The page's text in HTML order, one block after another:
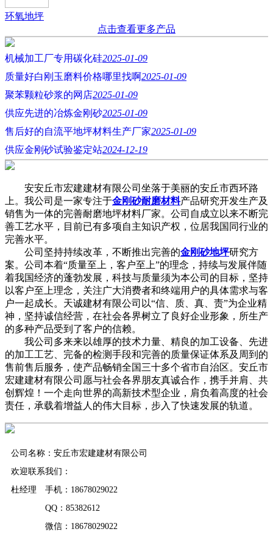
环氧地坪
点击查看更多产品
机械加工厂专用碳化硅2025-01-09
质量好白刚玉磨料价格哪里找啊2025-01-09
聚苯颗粒砂浆的网店2025-01-09
供应先进的冶炼金刚砂2025-01-09
售后好的自流平地坪材料生产厂家2025-01-09
供应金刚砂试验鉴定站2024-12-19
安安丘市宏建建材有限公司坐落于美丽的安丘市西环路
上。我公司是一家专注于金刚砂耐磨材料产品研究开发生产及
销售为一体的完善耐磨地坪材料厂家。公司自成立以来不断完
善工艺水平，目前已有多项自主知识产权，位居我国同行业的
完善水平。
公司坚持持续改革，不断推出完善的金刚砂地坪研究方
案。公司本着“质量至上，客户至上”的理念，持续与发展伴随
着我国经济的蓬勃发展，科技与质量须为本公司的目标，坚持
以客户至上理念，关注广大消费者和终端用户的具体需求与客
户一起成长。天诚建材有限公司以“信、质、真、责”为企业精
神，坚持诚信经营，在社会各界树立了良好企业形象，所生产
的多种产品受到了客户的信赖。
我公司多来来以雄厚的技术力量、精良的加工设备、先进
的加工工艺、完备的检测手段和完善的质量保证体系及周到的
售前售后服务，使产品畅销全国三十多个省市自治区。安丘市
宏建建材有限公司愿与社会各界朋友真诚合作，携手并肩、共
创辉煌！一个走向世界的高新技术型企业，肩负着高度的社会
责任，承载着增益人的伟大目标，步入了快速发展的轨道。
公司名称：安丘市宏建建材有限公司
欢迎联系我们：
杜经理 手机：18678029022
QQ：85382612
微信：18678029022